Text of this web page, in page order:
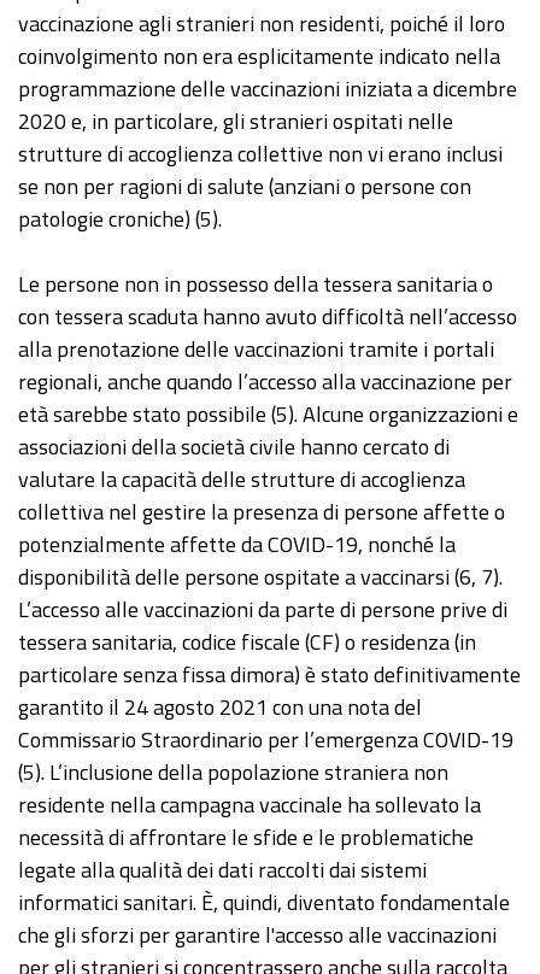
vaccinazione agli stranieri non residenti, poiché il loro
coinvolgimento non era esplicitamente indicato nella
programmazione delle vaccinazioni iniziata a dicembre
2020 e, in particolare, gli stranieri ospitati nelle
strutture di accoglienza collettive non vi erano inclusi
se non per ragioni di salute (anziani o persone con
patologie croniche) (5).
Le persone non in possesso della tessera sanitaria o
con tessera scaduta hanno avuto difficoltà nell’accesso
alla prenotazione delle vaccinazioni tramite i portali
regionali, anche quando l’accesso alla vaccinazione per
età sarebbe stato possibile (5). Alcune organizzazioni e
associazioni della società civile hanno cercato di
valutare la capacità delle strutture di accoglienza
collettiva nel gestire la presenza di persone affette o
potenzialmente affette da COVID-19, nonché la
disponibilità delle persone ospitate a vaccinarsi (6, 7).
L’accesso alle vaccinazioni da parte di persone prive di
tessera sanitaria, codice fiscale (CF) o residenza (in
particolare senza fissa dimora) è stato definitivamente
garantito il 24 agosto 2021 con una nota del
Commissario Straordinario per l’emergenza COVID-19
(5). L’inclusione della popolazione straniera non
residente nella campagna vaccinale ha sollevato la
necessità di affrontare le sfide e le problematiche
legate alla qualità dei dati raccolti dai sistemi
informatici sanitari. È, quindi, diventato fondamentale
che gli sforzi per garantire l'accesso alle vaccinazioni